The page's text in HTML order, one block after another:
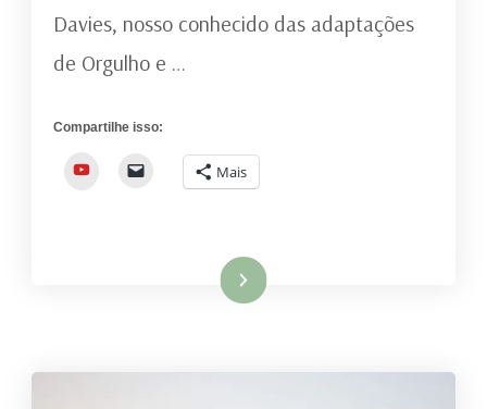
Davies, nosso conhecido das adaptações
de Orgulho e …
Compartilhe isso:
YouTube Mais
Ler mais